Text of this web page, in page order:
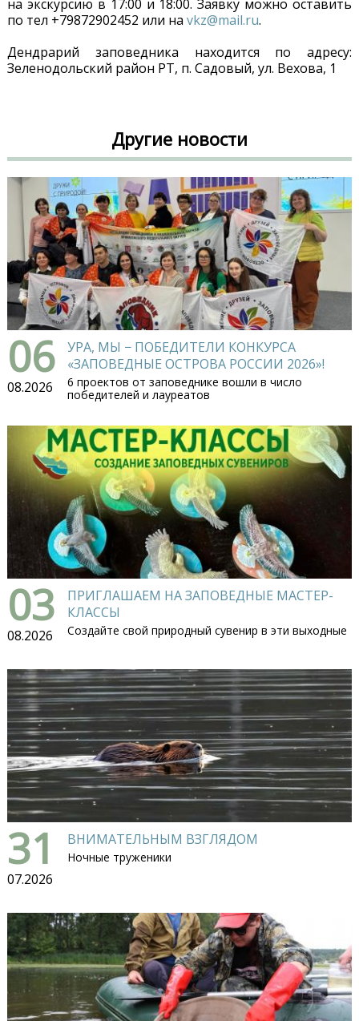
на экскурсию в 17:00 и 18:00. Заявку можно оставить
по тел +79872902452 или на vkz@mail.ru.
Дендрарий заповедника находится по адресу:
Зеленодольский район РТ, п. Садовый, ул. Вехова, 1
Другие новости
06
08.2026
УРА, МЫ − ПОБЕДИТЕЛИ КОНКУРСА
«ЗАПОВЕДНЫЕ ОСТРОВА РОССИИ 2026»!
6 проектов от заповеднике вошли в число
победителей и лауреатов
03
08.2026
ПРИГЛАШАЕМ НА ЗАПОВЕДНЫЕ МАСТЕР-
КЛАССЫ
Создайте свой природный сувенир в эти выходные
31
07.2026
ВНИМАТЕЛЬНЫМ ВЗГЛЯДОМ
Ночные труженики